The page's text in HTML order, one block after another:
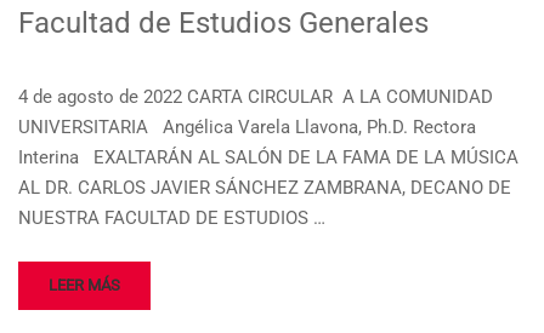
Facultad de Estudios Generales
4 de agosto de 2022 CARTA CIRCULAR A LA COMUNIDAD
UNIVERSITARIA Angélica Varela Llavona, Ph.D. Rectora
Interina EXALTARÁN AL SALÓN DE LA FAMA DE LA MÚSICA
AL DR. CARLOS JAVIER SÁNCHEZ ZAMBRANA, DECANO DE
NUESTRA FACULTAD DE ESTUDIOS …
LEER MÁS